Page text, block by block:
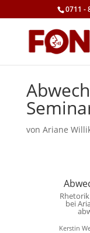
0711 -
von Ariane
bei
Kerstin